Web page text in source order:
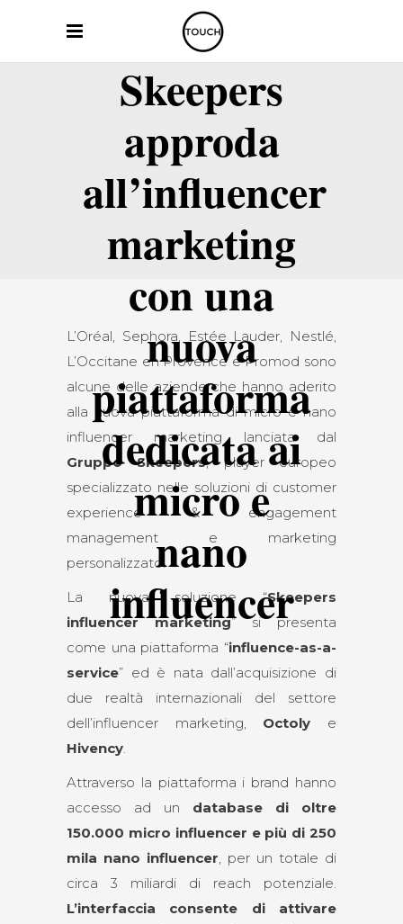
Skeepers
approda
all’influencer
marketing
con una
nuova
piattaforma
dedicata ai
micro e
nano
influencer
L’Oréal, Sephora, Estée Lauder, Nestlé,
L’Occitane en Provence e Promod sono
alcune delle aziende che hanno aderito
alla nuova piattaforma di micro e nano
influencer marketing lanciata dal
Gruppo Skeepers, player europeo
specializzato nelle soluzioni di customer
experience & engagement
management e marketing
personalizzato.
La nuova soluzione “Skeepers
influencer marketing” si presenta
come una piattaforma “influence-as-a-
service” ed è nata dall’acquisizione di
due realtà internazionali del settore
dell’influencer marketing, Octoly e
Hivency.
Attraverso la piattaforma i brand hanno
accesso ad un database di oltre
150.000 micro influencer e più di 250
mila nano influencer, per un totale di
circa 3 miliardi di reach potenziale.
L’interfaccia consente di attivare